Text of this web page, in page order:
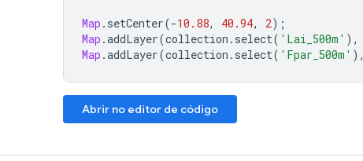
Map . setCenter(-10.88, 40.94, 2);
Map .addLayer(collection . select( 'Lai_500m' ),
Map .addLayer(collection . select( 'Fpar_500m' ),
Abrir no editor de código